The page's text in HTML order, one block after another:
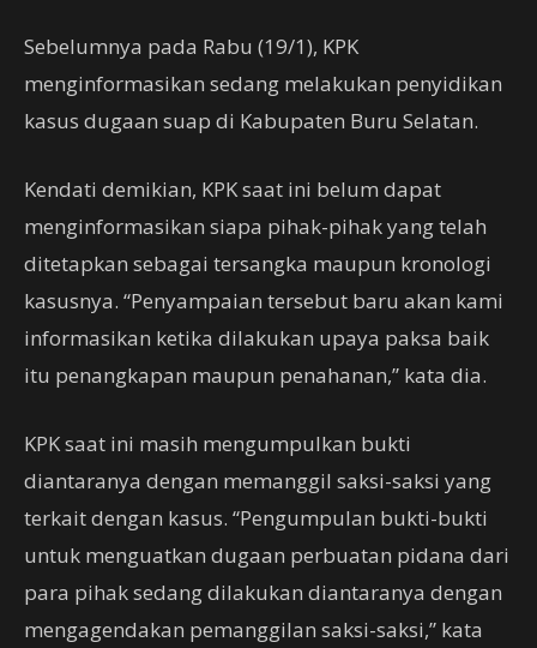
Sebelumnya pada Rabu (19/1), KPK
menginformasikan sedang melakukan penyidikan
kasus dugaan suap di Kabupaten Buru Selatan.
Kendati demikian, KPK saat ini belum dapat
menginformasikan siapa pihak-pihak yang telah
ditetapkan sebagai tersangka maupun kronologi
kasusnya. “Penyampaian tersebut baru akan kami
informasikan ketika dilakukan upaya paksa baik
itu penangkapan maupun penahanan,” kata dia.
KPK saat ini masih mengumpulkan bukti
diantaranya dengan memanggil saksi-saksi yang
terkait dengan kasus. “Pengumpulan bukti-bukti
untuk menguatkan dugaan perbuatan pidana dari
para pihak sedang dilakukan diantaranya dengan
mengagendakan pemanggilan saksi-saksi,” kata